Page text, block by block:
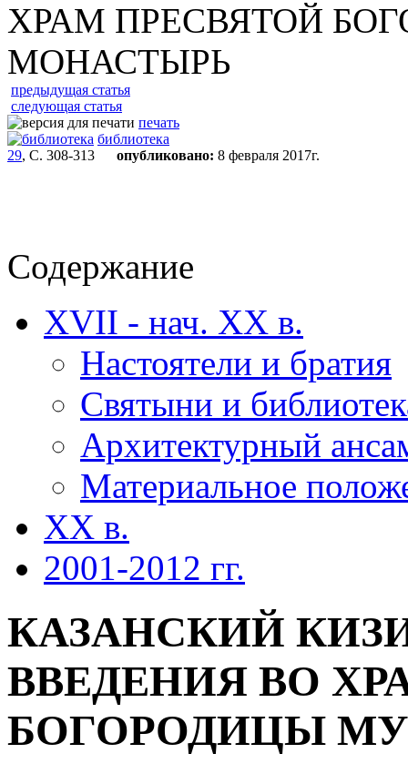
ХРАМ ПРЕСВЯТОЙ
МОНАСТЫРЬ
предыдущая статья
следующая статья
печать
библиотека
29, С. 308-313 опубликовано: 8 февраля 2017г.
Содержание
XVII - нач. XX в.
Настоятели и братия
Святыни и
Архитектурный
Материальное
XX в.
2001-2012 гг.
КАЗАНСКИЙ
ВВЕДЕНИЯ ВО
БОГОРОДИЦЫ